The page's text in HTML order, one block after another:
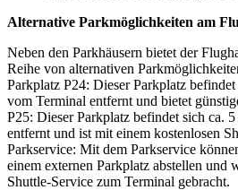
Alternative Parkmöglichkeiten am
Neben den Parkhäusern bietet der
Reihe von alternativen
Parkplatz P24: Dieser Parkplatz
vom Terminal entfernt und bietet
P25: Dieser Parkplatz befindet sich ca.
entfernt und ist mit einem kostenlosen
Parkservice: Mit dem Parkservice
einem externen Parkplatz abstellen und
Shuttle-Service zum Terminal gebracht.